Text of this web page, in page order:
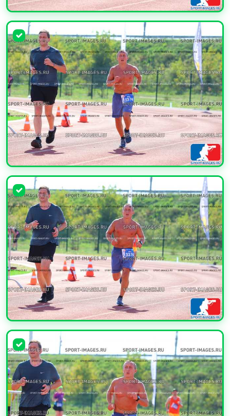
УВЕЛИЧИТЬ
УВЕЛИЧИТЬ
УВЕЛИЧИТЬ